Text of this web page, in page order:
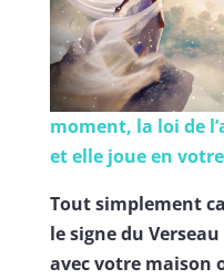
moment, la loi de
et elle joue en
Tout simplement
le signe du
avec votre maison